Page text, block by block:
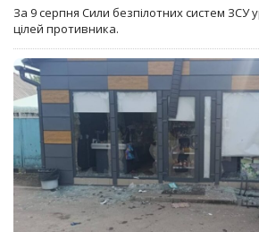
За 9 серпня Сили безпілотних систем ЗСУ
цілей противника.